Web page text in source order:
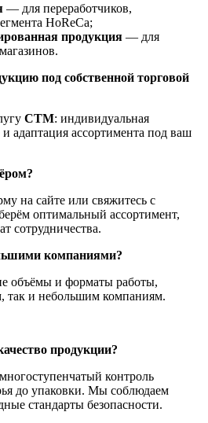
— для переработчиков,
HoReCa;
продукция — для
под собственной торговой
СТМ: индивидуальная
адаптация ассортимента под ваш
на сайте или свяжитесь с
оптимальный ассортимент,
сотрудничества.
компаниями?
объёмы и форматы работы,
так и небольшим компаниям.
продукции?
контроль
до упаковки. Мы соблюдаем
стандарты безопасности.